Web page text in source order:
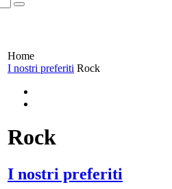
Home
I nostri preferiti Rock
Rock
I nostri preferiti